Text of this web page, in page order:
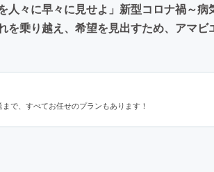
々に早々に見せよ」新型コロナ禍～
乗り越え、希望を見出すため、アマビ
で、すべてお任せのプランもあります！